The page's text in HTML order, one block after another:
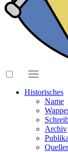
Historisches
Name
Archiv